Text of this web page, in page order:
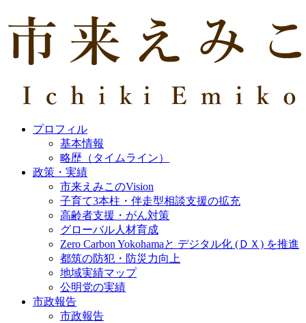
プロフィル
基本情報
略歴（タイムライン）
政策・実績
市来えみこのVision
子育て3本柱・伴走型相談支援の拡充
高齢者支援・がん対策
グローバル人材育成
Zero Carbon Yokohamaと デジタル化 (ＤＸ) を推進
都筑の防犯・防災力向上
地域実績マップ
公明党の実績
市政報告
市政報告